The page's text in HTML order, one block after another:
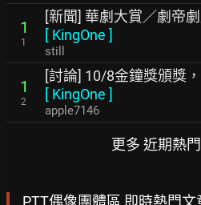
1
1
[新聞] 華劇大賞／劇帝
[ KingOne ]
still
1
2
[討論] 10/8金鐘獎頒獎
[ KingOne ]
apple7146
更多 近期熱
PTT偶像團體區 即時熱門文